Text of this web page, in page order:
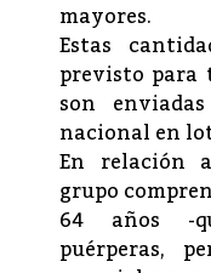
mayores.
Estas
previsto para
son
nacional en
En relación
grupo
64 años -
puérperas,